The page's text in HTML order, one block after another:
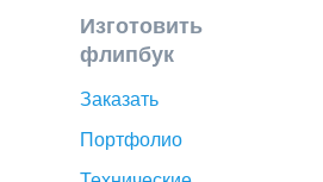
Изготовить
флипбук
Заказать
Портфолио